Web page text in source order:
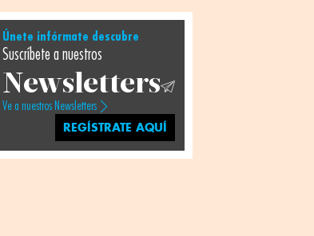
Únete infórmate descubre
Suscríbete a nuestros
Newsletters
Ve a nuestros Newsletters
REGÍSTRATE AQUÍ